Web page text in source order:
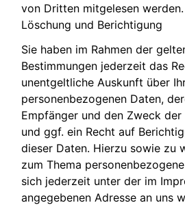
von Dritten mitgelesen
Löschung und Berichtigung
Sie haben im Rahmen der
Bestimmungen jederzeit das
unentgeltliche Auskunft über
personenbezogenen Daten,
Empfänger und den Zweck
und ggf. ein Recht auf
dieser Daten. Hierzu sowie zu
zum Thema
sich jederzeit unter der im
angegebenen Adresse an uns